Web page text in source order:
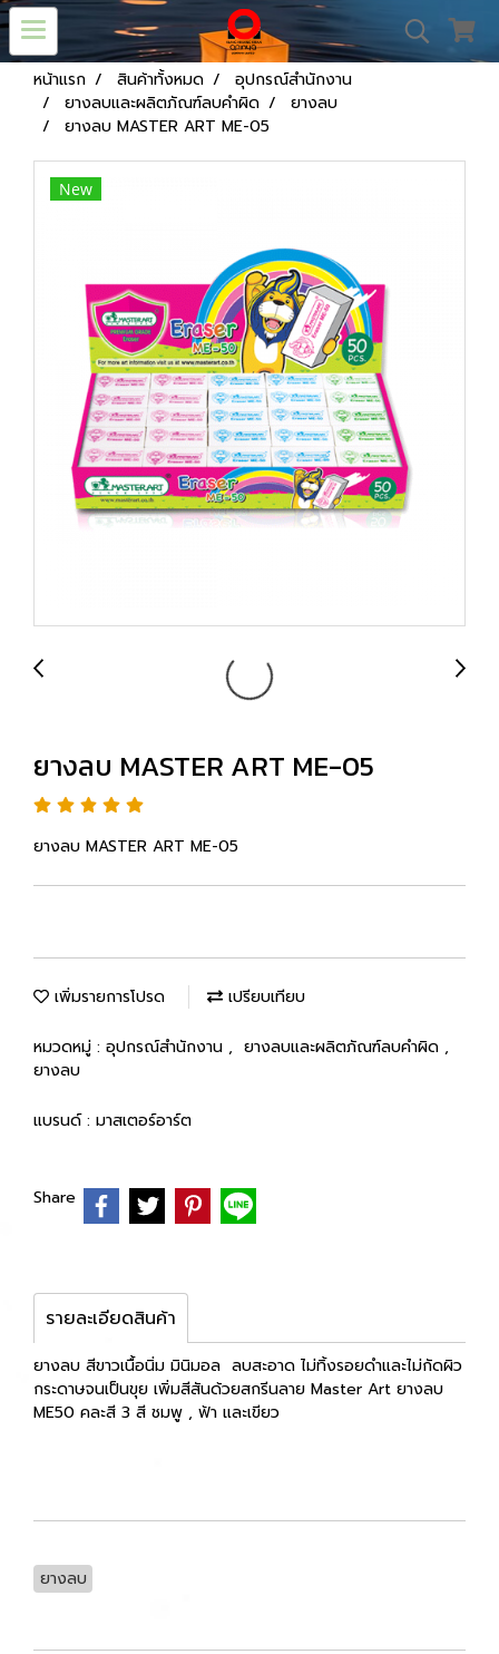
หน้าแรก สินค้าทั้งหมด
อุปกรณ์สำนักงาน
ยางลบและผลิตภัณฑ์ลบคำผิด
ยางลบ
ยางลบ MASTER ART ME-05
New
ยางลบ MASTER ART ME-05
ยางลบ MASTER ART ME-05
เพิ่มรายการโปรด เปรียบเทียบ
หมวดหมู่ : อุปกรณ์สำนักงาน , ยางลบและผลิตภัณฑ์ลบคำผิด ,
ยางลบ
แบรนด์ : มาสเตอร์อาร์ต
Share
รายละเอียดสินค้า
ยางลบ สีขาวเนื้อนิ่ม มินิมอล ลบสะอาด ไม่ทิ้งรอยดำและไม่กัดผิว
กระดาษจนเป็นขุย เพิ่มสีสันด้วยสกรีนลาย Master Art ยางลบ
ME50 คละสี 3 สี ชมพู , ฟ้า และเขียว
ยางลบ